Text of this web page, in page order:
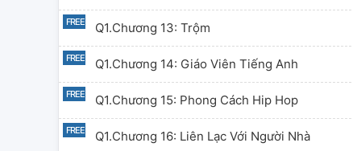
Q1.Chương 13: Trộm
Q1.Chương 14: Giáo Viên Tiếng Anh
Q1.Chương 15: Phong Cách Hip Hop
Q1.Chương 16: Liên Lạc Với Người Nhà